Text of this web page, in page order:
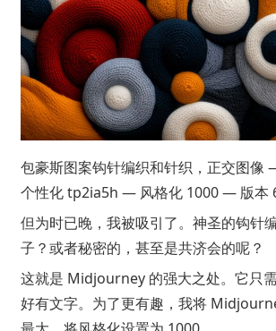
包豪斯图案钩针编织和针织，正交图
个性化 tp2ia5h — 风格化 1000 — 版本
但为时已晚，我被吸引了。神圣的钩针
子？或者秘密的，甚至是共济会的呢？
这就是 Midjourney 的强大之处。它只
好有文字。为了更有趣，我将